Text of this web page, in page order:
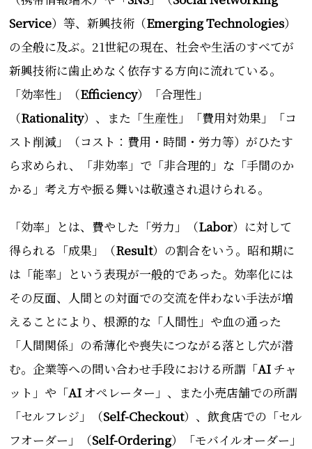
Service）等、新興技術（Emerging Technologies）
の全般に及ぶ。21世紀の現在、社会や生活のすべてが
新興技術に歯止めなく依存する方向に流れている。
「効率性」（Efficiency）「合理性」
（Rationality）、また「生産性」「費用対効果」「コ
スト削減」（コスト：費用・時間・労力等）がひたす
ら求められ、「非効率」で「非合理的」な「手間のか
かる」考え方や振る舞いは敬遠され退けられる。
「効率」とは、費やした「労力」（Labor）に対して
得られる「成果」（Result）の割合をいう。昭和期に
は「能率」という表現が一般的であった。効率化には
その反面、人間との対面での交流を伴わない手法が増
えることにより、根源的な「人間性」や血の通った
「人間関係」の希薄化や喪失につながる落とし穴が潜
む。企業等への問い合わせ手段における所謂「AI チャ
ット」や「AI オペレーター」、また小売店舗での所謂
「セルフレジ」（Self-Checkout）、飲食店での「セル
フオーダー」（Self-Ordering）「モバイルオーダー」